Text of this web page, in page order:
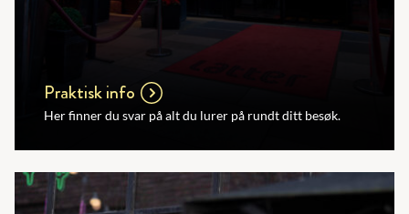
Praktisk info
Her finner du svar på alt du lurer på rundt ditt besøk.